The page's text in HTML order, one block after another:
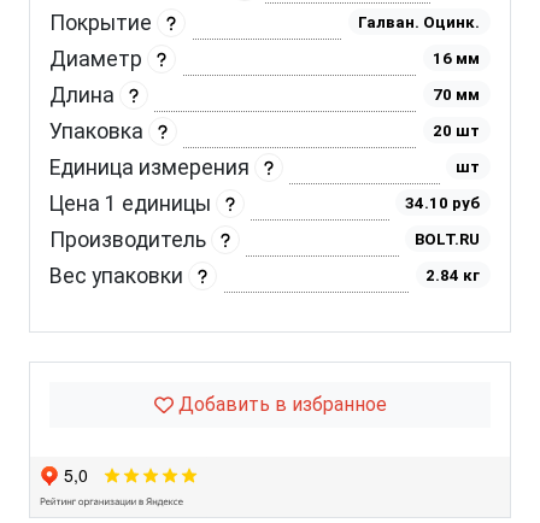
Покрытие Галван. Оцинк.
Диаметр 16 мм
Длина 70 мм
Упаковка 20 шт
Единица измерения шт
Цена 1 единицы 34.10 руб
Производитель BOLT.RU
Вес упаковки 2.84 кг
Добавить в избранное